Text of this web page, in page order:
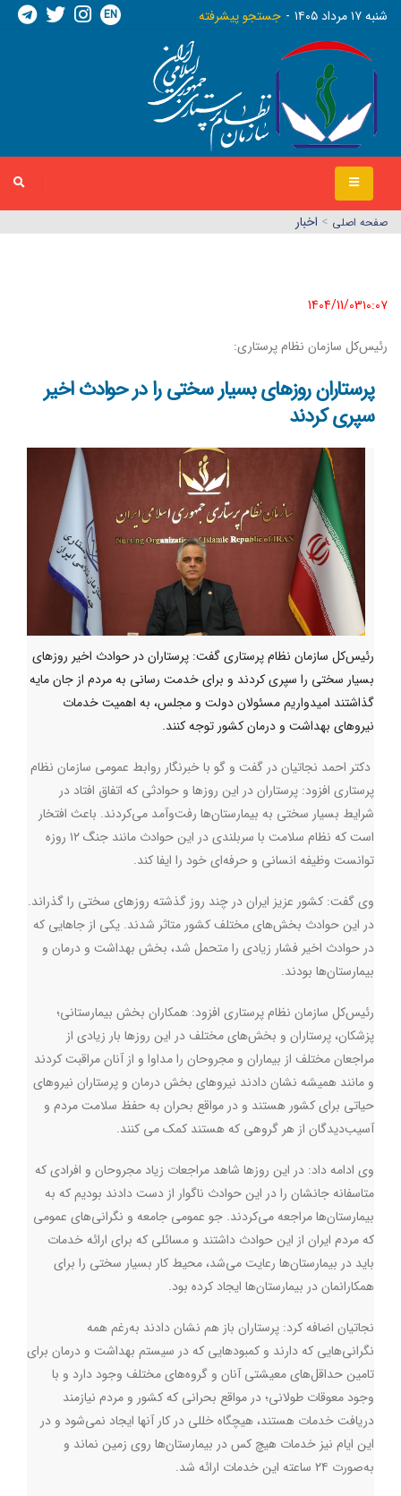
شنبه ١٧ مرداد ١٤٠٥ جستجو پیشرفته EN
صفحه اصلي > اخبار
1404/11/03١٠:٠٧
رئیس‌کل سازمان نظام پرستاری:
پرستاران روزهای بسیار سختی را در حوادث اخیر
سپری کردند
رئیس‌کل سازمان نظام پرستاری گفت: پرستاران در حوادث اخیر روزهای
بسیار سختی را سپری کردند و برای خدمت رسانی به مردم از جان مایه
گذاشتند امیدواریم مسئولان دولت و مجلس، به اهمیت خدمات
نیروهای بهداشت و درمان کشور توجه کنند.
دکتر احمد نجاتیان در گفت و گو با خبرنگار روابط عمومی سازمان نظام
پرستاری افزود: پرستاران در این روزها و حوادثی که اتفاق افتاد در
شرایط بسیار سختی به بیمارستان‌ها رفت‌وآمد می‌کردند. باعث افتخار
است که نظام سلامت با سربلندی در این حوادث مانند جنگ ۱۲ روزه
توانست وظیفه انسانی و حرفه‌ای خود را ایفا کند.
وی گفت: کشور عزیز ایران در چند روز گذشته روزهای سختی را گذراند.
در این حوادث بخش‌های مختلف کشور متاثر شدند. یکی از جاهایی که
در حوادث اخیر فشار زیادی را متحمل شد، بخش بهداشت و درمان و
بیمارستان‌ها بودند.
رئیس‌کل سازمان نظام پرستاری افزود: همکاران بخش بیمارستانی؛
پزشکان، پرستاران و بخش‌های مختلف در این روزها بار زیادی از
مراجعان مختلف از بیماران و مجروحان را مداوا و از آنان مراقبت کردند
و مانند همیشه نشان دادند نیروهای بخش درمان و پرستاران نیروهای
حیاتی برای کشور هستند و در مواقع بحران به حفظ سلامت مردم و
آسیب‌دیدگان از هر گروهی که هستند کمک می کنند.
وی ادامه داد: در این روزها شاهد مراجعات زیاد مجروحان و افرادی که
متاسفانه جانشان را در این حوادث ناگوار از دست دادند بودیم که به
بیمارستان‌ها مراجعه می‌کردند. جو عمومی جامعه و نگرانی‌های عمومی
که مردم ایران از این حوادث داشتند و مسائلی که برای ارائه خدمات
باید در بیمارستان‌ها رعایت می‌شد، محیط کار بسیار سختی را برای
همکارانمان در بیمارستان‌ها ایجاد کرده بود.
نجاتیان اضافه کرد: پرستاران باز هم نشان دادند به‌رغم همه
نگرانی‌هایی که دارند و کمبودهایی که در سیستم بهداشت و درمان برای
تامین حداقل‌های معیشتی آنان و گروه‌های مختلف وجود دارد و با
وجود معوقات طولانی؛ در مواقع بحرانی که کشور و مردم نیازمند
دریافت خدمات هستند، هیچگاه خللی در کار آنها ایجاد نمی‌شود و در
این ایام نیز خدمات هیچ کس در بیمارستان‌ها روی زمین نماند و
به‌صورت ۲۴ ساعته این خدمات ارائه شد.